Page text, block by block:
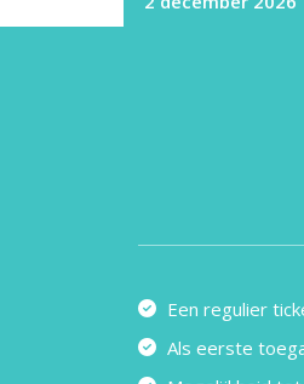
Een regulier
Als eerste